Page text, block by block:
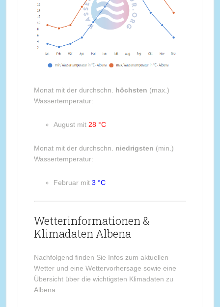
Monat mit der durchschn. höchsten (max.)
Wassertemperatur:
August mit 28 °C
Monat mit der durchschn. niedrigsten (min.)
Wassertemperatur:
Februar mit 3 °C
Wetterinformationen &
Klimadaten Albena
Nachfolgend finden Sie Infos zum aktuellen
Wetter und eine Wettervorhersage sowie eine
Übersicht über die wichtigsten Klimadaten zu
Albena.